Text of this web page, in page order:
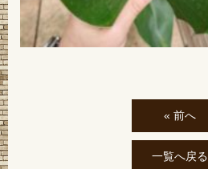
« 前へ
一覧へ戻る